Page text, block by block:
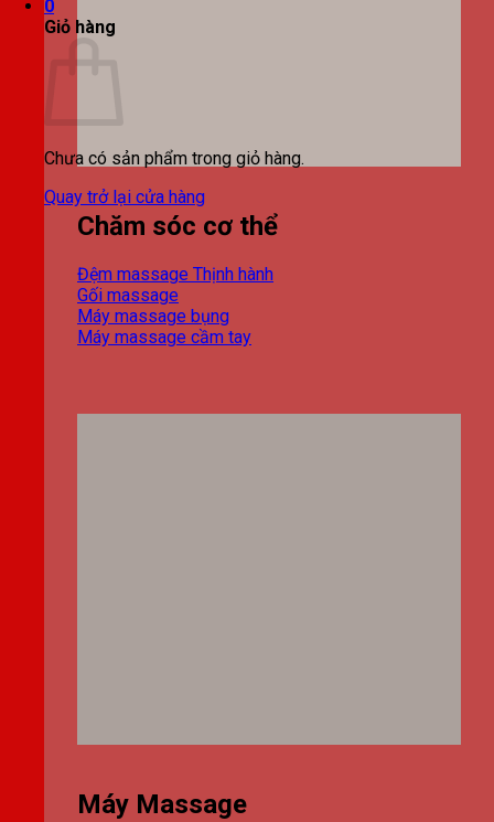
0
Giỏ hàng
Chưa có sản phẩm trong giỏ hàng.
Quay trở lại cửa hàng
Chăm sóc cơ thể
Đệm massage
Gối massage
Máy massage bụng
Máy massage cầm tay
Máy Massage